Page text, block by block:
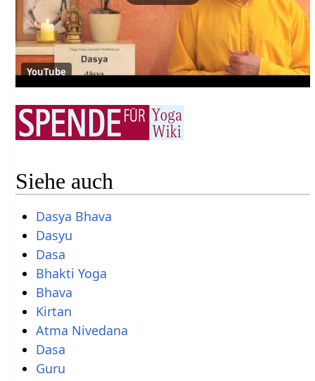
YouTube
Siehe auch
Dasya Bhava
Dasyu
Dasa
Bhakti Yoga
Bhava
Kirtan
Atma Nivedana
Dasa
Guru